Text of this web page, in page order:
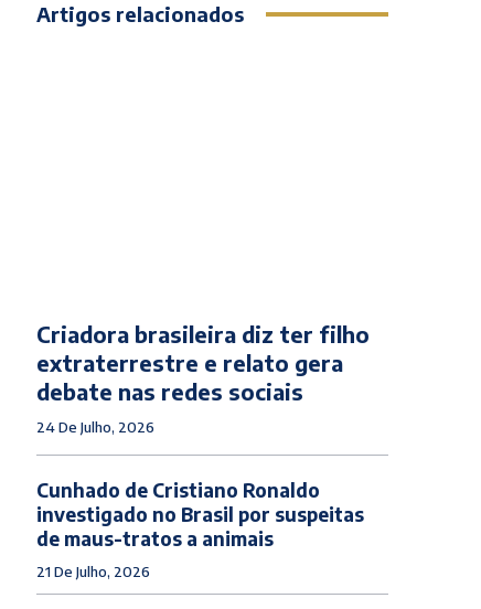
Artigos relacionados
Criadora brasileira diz ter filho
extraterrestre e relato gera
debate nas redes sociais
24 De Julho, 2026
Cunhado de Cristiano Ronaldo
investigado no Brasil por suspeitas
de maus-tratos a animais
21 De Julho, 2026